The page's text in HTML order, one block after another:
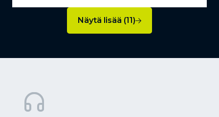
Näytä lisää (11)